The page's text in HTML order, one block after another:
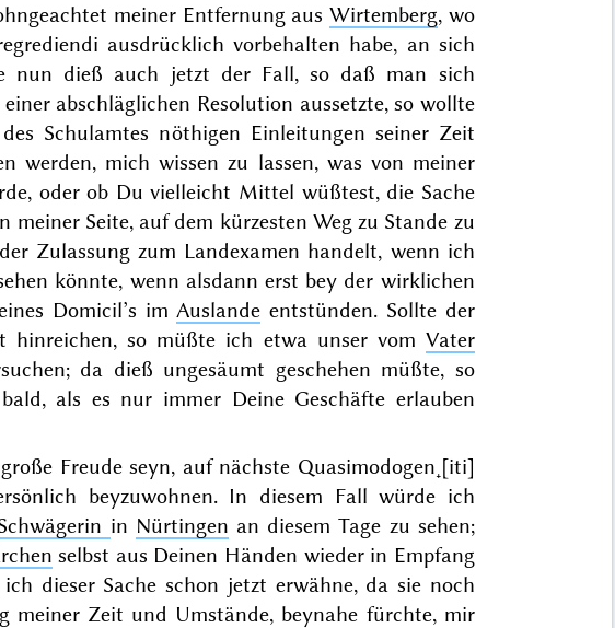
meiner Entfernung aus Wirtemberg, wo
ausdrücklich vorbehalten habe, an sich
nun dieß auch jetzt der Fall, so daß man sich
abschläglichen Resolution aussetzte, so wollte
Schulamtes nöthigen Einleitungen seiner Zeit
werden, mich wissen zu lassen, was von meiner
oder ob Du vielleicht Mittel wüßtest, die Sache
Seite, auf dem kürzesten Weg zu Stande zu
Zulassung zum Landexamen handelt, wenn ich
könnte, wenn alsdann erst bey der wirklichen
Domicil’s imAuslande entstünden. Sollte der
hinreichen, so müßte ich etwa unser vom Vater
da dieß ungesäumt geschehen müßte, so
als es nur immer Deine Geschäfte erlauben
Freude seyn, auf nächste Quasimodogen˖[iti]
beyzuwohnen. In diesem Fall würde ich
in Nürtingen an diesem Tage zu sehen;
selbst aus Deinen Händen wieder in Empfang
dieser Sache schon jetzt erwähne, da sie noch
meiner Zeit und Umstände, beynahe fürchte, mir